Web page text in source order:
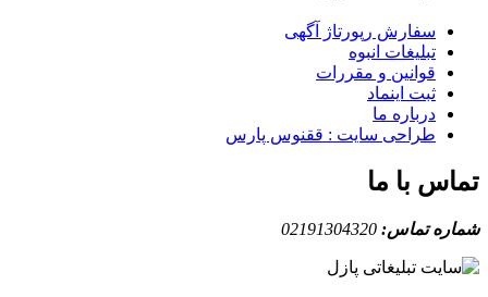
سفارش رپورتاژ آگهی
تبلیغات انبوه
قوانین و مقررات
ثبت اینماد
درباره ما
طراحی سایت : ققنوس پارس
با ما
تماس:02191304320